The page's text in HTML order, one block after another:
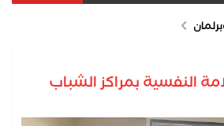
النفسية بمراكز الشباب